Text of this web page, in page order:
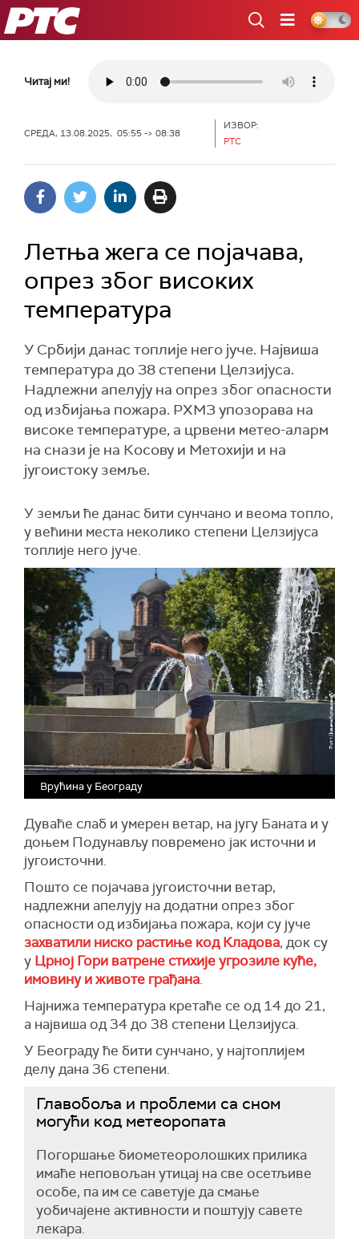
РТС
Читај ми!
СРЕДА, 13.08.2025, 05:55 -> 08:38
ИЗВОР:
РТС
Летња жега се појачава,
опрез због високих
температура
У Србији данас топлије него јуче. Највиша
температура до 38 степени Целзијуса.
Надлежни апелују на опрез због опасности
од избијања пожара. РХМЗ упозорава на
високе температуре, а црвени метео-аларм
на снази је на Косову и Метохији и на
југоистоку земље.
У земљи ће данас бити сунчано и веома топло,
у већини места неколико степени Целзијуса
топлије него јуче.
Врућина у Београду
Дуваће слаб и умерен ветар, на југу Баната и у
доњем Подунављу повремено јак источни и
југоисточни.
Пошто се појачава југоисточни ветар,
надлежни апелују на додатни опрез због
опасности од избијања пожара, који су јуче
захватили ниско растиње код Кладова, док су
у Црној Гори ватрене стихије угрозиле куће,
имовину и животе грађана.
Најнижа температура кретаће се од 14 до 21,
а највиша од 34 до 38 степени Целзијуса.
У Београду ће бити сунчано, у најтоплијем
делу дана 36 степени.
Главобоља и проблеми са сном
могући код метеоропата
Погоршање биометеоролошких прилика
имаће неповољан утицај на све осетљиве
особе, па им се саветује да смање
уобичајене активности и поштују савете
лекара.